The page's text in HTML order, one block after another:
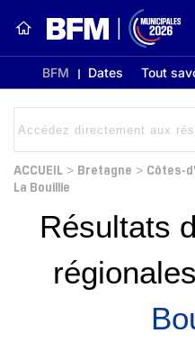
BFM Dates Tout
ACCUEIL > Bretagne > Côtes-
La Bouillie
Résultats